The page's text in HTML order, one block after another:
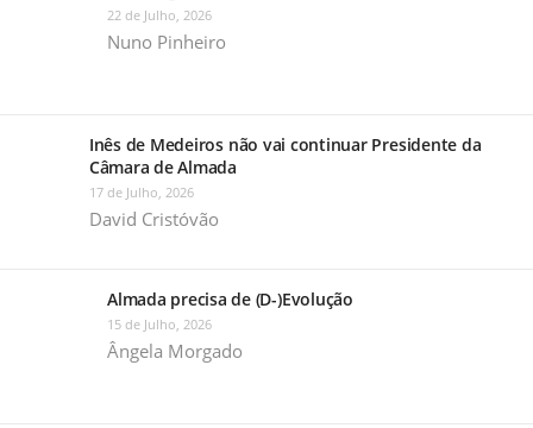
22 de Julho, 2026
Nuno Pinheiro
Inês de Medeiros não vai continuar Presidente da
Câmara de Almada
17 de Julho, 2026
David Cristóvão
Almada precisa de (D-)Evolução
15 de Julho, 2026
Ângela Morgado